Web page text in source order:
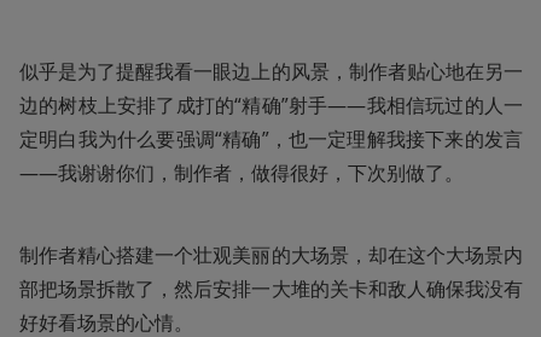
似乎是为了提醒我看一眼边上的风景，制作者贴心地在另一
边的树枝上安排了成打的“精确”射手——我相信玩过的人一
定明白我为什么要强调“精确”，也一定理解我接下来的发言
——我谢谢你们，制作者，做得很好，下次别做了。
制作者精心搭建一个壮观美丽的大场景，却在这个大场景内
部把场景拆散了，然后安排一大堆的关卡和敌人确保我没有
好好看场景的心情。